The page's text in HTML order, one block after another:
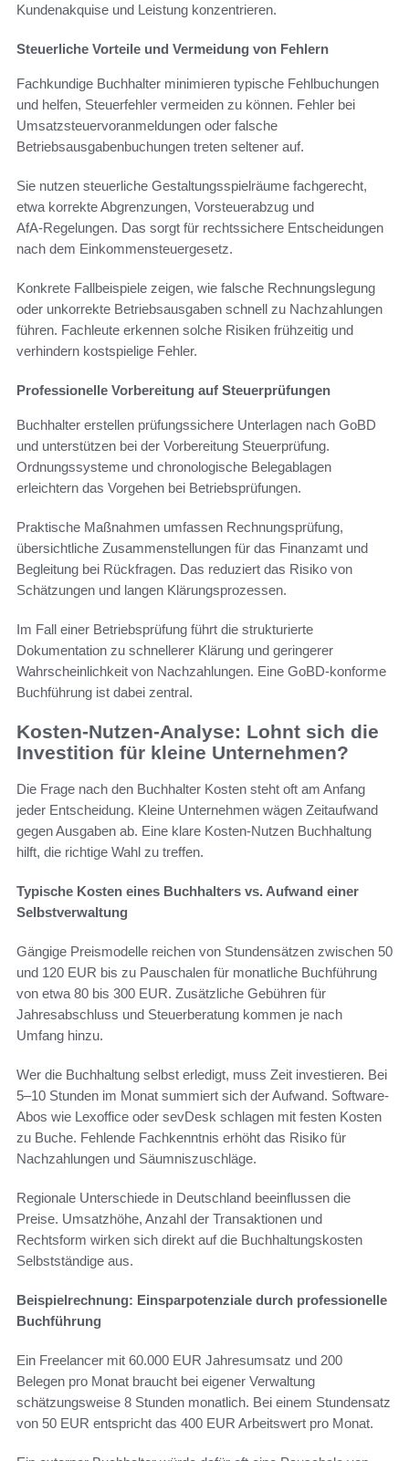
Kundenakquise und Leistung konzentrieren.
Steuerliche Vorteile und Vermeidung von Fehlern
Fachkundige Buchhalter minimieren typische Fehlbuchungen
und helfen, Steuerfehler vermeiden zu können. Fehler bei
Umsatzsteuervoranmeldungen oder falsche
Betriebsausgabenbuchungen treten seltener auf.
Sie nutzen steuerliche Gestaltungsspielräume fachgerecht,
etwa korrekte Abgrenzungen, Vorsteuerabzug und
AfA‑Regelungen. Das sorgt für rechtssichere Entscheidungen
nach dem Einkommensteuergesetz.
Konkrete Fallbeispiele zeigen, wie falsche Rechnungslegung
oder unkorrekte Betriebsausgaben schnell zu Nachzahlungen
führen. Fachleute erkennen solche Risiken frühzeitig und
verhindern kostspielige Fehler.
Professionelle Vorbereitung auf Steuerprüfungen
Buchhalter erstellen prüfungssichere Unterlagen nach GoBD
und unterstützen bei der Vorbereitung Steuerprüfung.
Ordnungssysteme und chronologische Belegablagen
erleichtern das Vorgehen bei Betriebsprüfungen.
Praktische Maßnahmen umfassen Rechnungsprüfung,
übersichtliche Zusammenstellungen für das Finanzamt und
Begleitung bei Rückfragen. Das reduziert das Risiko von
Schätzungen und langen Klärungsprozessen.
Im Fall einer Betriebsprüfung führt die strukturierte
Dokumentation zu schnellerer Klärung und geringerer
Wahrscheinlichkeit von Nachzahlungen. Eine GoBD-konforme
Buchführung ist dabei zentral.
Kosten-Nutzen-Analyse: Lohnt sich die
Investition für kleine Unternehmen?
Die Frage nach den Buchhalter Kosten steht oft am Anfang
jeder Entscheidung. Kleine Unternehmen wägen Zeitaufwand
gegen Ausgaben ab. Eine klare Kosten-Nutzen Buchhaltung
hilft, die richtige Wahl zu treffen.
Typische Kosten eines Buchhalters vs. Aufwand einer
Selbstverwaltung
Gängige Preismodelle reichen von Stundensätzen zwischen 50
und 120 EUR bis zu Pauschalen für monatliche Buchführung
von etwa 80 bis 300 EUR. Zusätzliche Gebühren für
Jahresabschluss und Steuerberatung kommen je nach
Umfang hinzu.
Wer die Buchhaltung selbst erledigt, muss Zeit investieren. Bei
5–10 Stunden im Monat summiert sich der Aufwand. Software-
Abos wie Lexoffice oder sevDesk schlagen mit festen Kosten
zu Buche. Fehlende Fachkenntnis erhöht das Risiko für
Nachzahlungen und Säumniszuschläge.
Regionale Unterschiede in Deutschland beeinflussen die
Preise. Umsatzhöhe, Anzahl der Transaktionen und
Rechtsform wirken sich direkt auf die Buchhaltungskosten
Selbstständige aus.
Beispielrechnung: Einsparpotenziale durch professionelle
Buchführung
Ein Freelancer mit 60.000 EUR Jahresumsatz und 200
Belegen pro Monat braucht bei eigener Verwaltung
schätzungsweise 8 Stunden monatlich. Bei einem Stundensatz
von 50 EUR entspricht das 400 EUR Arbeitswert pro Monat.